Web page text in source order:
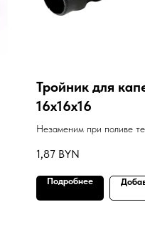
Тройник для
16х16х16
Незаменим при поливе
деревьев.
1,87 BYN
Подробнее